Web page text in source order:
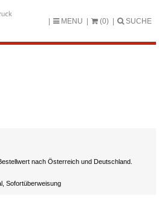
MENU (0) SUCHE
nach Österreich und Deutschland.
Sofortüberweisung